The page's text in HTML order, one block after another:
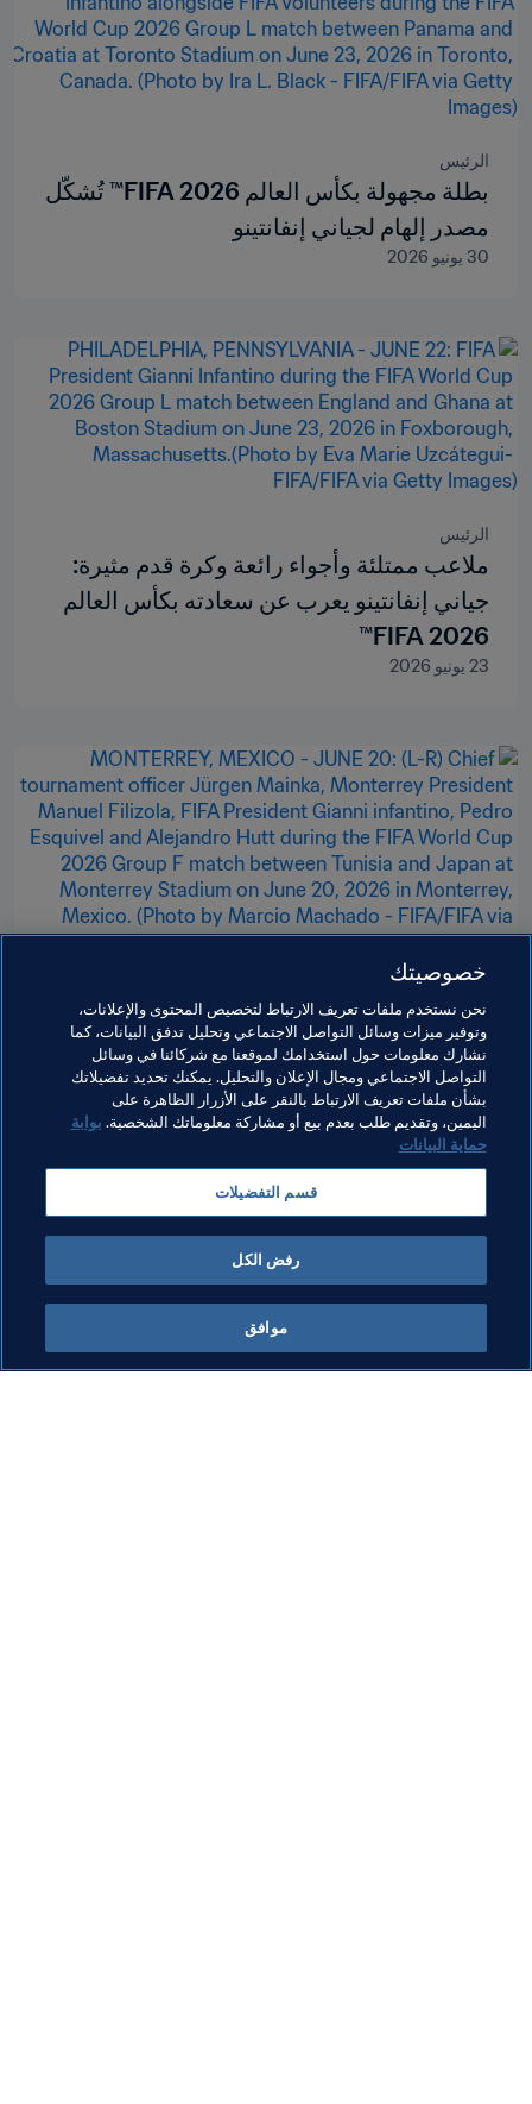
الرئيس
بطلة مجهولة بكأس العالم 2026 FIFA™ تُشكّل
مصدر إلهام لجياني إنفانتينو
30 يونيو 2026
الرئيس
ملاعب ممتلئة وأجواء رائعة وكرة قدم مثيرة:
جياني إنفانتينو يعرب عن سعادته بكأس العالم
2026 FIFA™
23 يونيو 2026
جياني إنفانتينو وأميرة تاكامادو يحتفلان
بالمباراة رقم 1,000 في تاريخ كأس العالم
FIFA وسط حضور جماهيري كامل العدد
21 يونيو 2026
المزيد
خصوصيتك
نحن نستخدم ملفات تعريف الارتباط لتخصيص المحتوى والإعلانات،
وتوفير ميزات وسائل التواصل الاجتماعي وتحليل تدفق البيانات، كما
نشارك معلومات حول استخدامك لموقعنا مع شركائنا في وسائل
التواصل الاجتماعي ومجال الإعلان والتحليل. يمكنك تحديد تفضيلاتك
بشأن ملفات تعريف الارتباط بالنقر على الأزرار الظاهرة على
اليمين، وتقديم طلب بعدم بيع أو مشاركة معلوماتك الشخصية. بوابة
حماية البيانات
قسم التفضيلات
رفض الكل
موافق